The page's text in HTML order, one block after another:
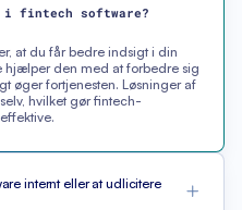
fintech software?
at du får bedre indsigt i din
hjælper den med at forbedre sig
øger fortjenesten. Løsninger af
hvilket gør fintech-
internt eller at udlicitere